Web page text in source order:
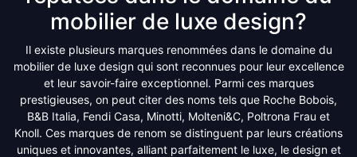
mobilier de luxe design?
Il existe plusieurs marques renommées dans le domaine du
mobilier de luxe design qui sont reconnues pour leur excellence
et leur savoir-faire exceptionnel. Parmi ces marques
prestigieuses, on peut citer des noms tels que Roche Bobois,
B&B Italia, Fendi Casa, Minotti, Molteni&C, Poltrona Frau et
Knoll. Ces marques de renom se distinguent par leurs créations
uniques et innovantes, alliant parfaitement le luxe, le design et